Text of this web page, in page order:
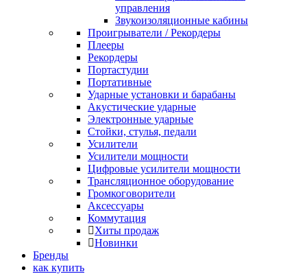
управления
Звукоизоляционные кабины
Проигрыватели / Рекордеры
Плееры
Рекордеры
Портастудии
Портативные
Ударные установки и барабаны
Акустические ударные
Электронные ударные
Стойки, стулья, педали
Усилители
Усилители мощности
Цифровые усилители мощности
Трансляционное оборудование
Громкоговорители
Аксессуары
Коммутация
Хиты продаж
Новинки
Бренды
как купить